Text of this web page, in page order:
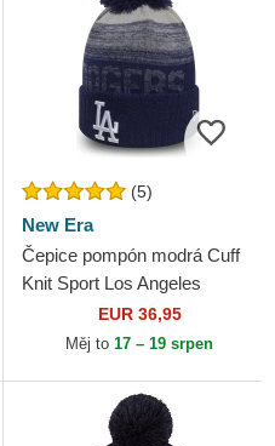
(5)
New Era
Čepice pompón modrá Cuff
Knit Sport Los Angeles
Dodgers MLB New Era
EUR 36,95
Měj to 17 – 19 srpen